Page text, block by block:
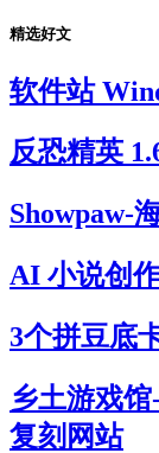
精选好文
软件站
反恐精英
Showpaw-
AI 小说创
3个拼豆底
乡土游戏
复刻网站